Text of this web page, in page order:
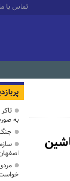
تماس با ما
به
جنگ